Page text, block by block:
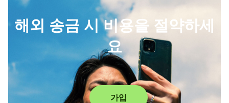
해외 송금 시 비용을 절약하세
요
가입